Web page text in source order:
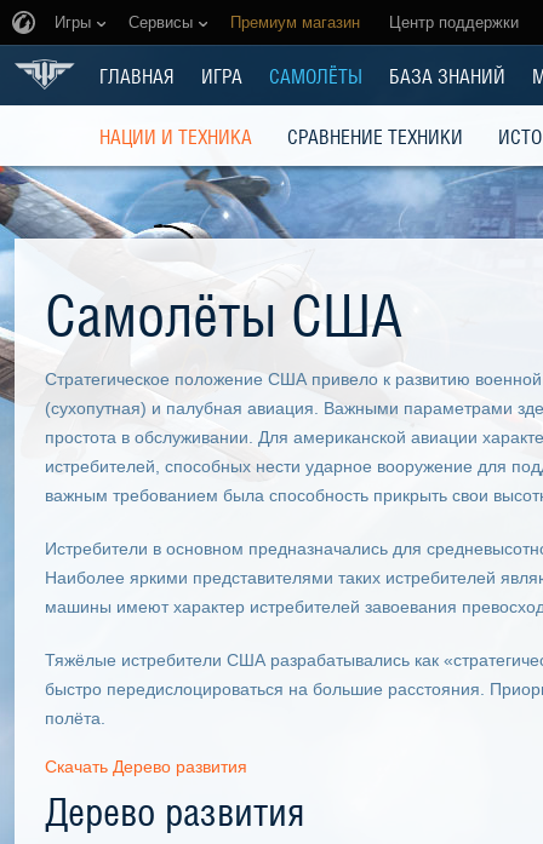
Игры Сервисы Премиум магазин Центр поддержки
ГЛАВНАЯ ИГРА САМОЛЁТЫ БАЗА ЗНАНИЙ
НАЦИИ И ТЕХНИКА СРАВНЕНИЕ ТЕХНИКИ
Самолёты США
Стратегическое положение США привело к развитию
(сухопутная) и палубная авиация. Важными параметрами
простота в обслуживании. Для американской авиации
истребителей, способных нести ударное вооружение для
важным требованием была способность прикрыть свои
Истребители в основном предназначались для
Наиболее яркими представителями таких истребителей
машины имеют характер истребителей завоевания
Тяжёлые истребители США разрабатывались как
быстро передислоцироваться на большие расстояния.
полёта.
Скачать Дерево развития
Дерево развития